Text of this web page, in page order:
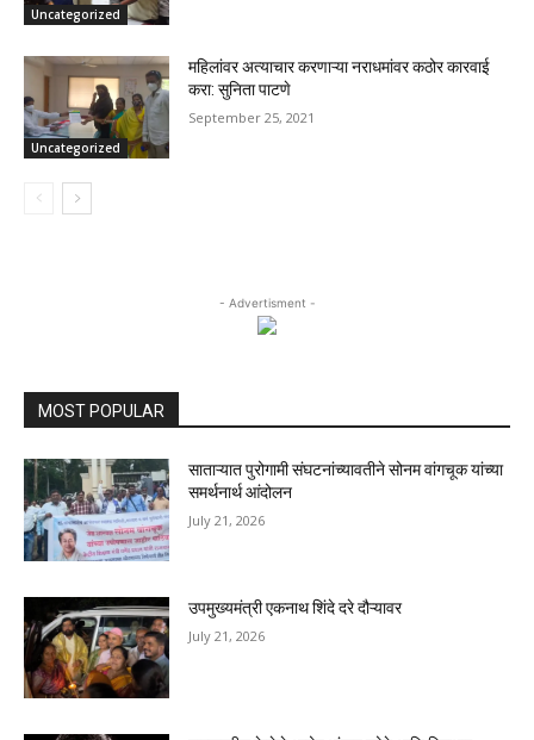
Uncategorized
Uncategorized
महिलांवर अत्याचार करणाऱ्या नराधमांवर कठोर कारवाई
करा: सुनिता पाटणे
September 25, 2021
- Advertisment -
MOST POPULAR
साताऱ्यात पुरोगामी संघटनांच्यावतीने सोनम वांगचूक यांच्या
समर्थनार्थ आंदोलन
July 21, 2026
उपमुख्यमंत्री एकनाथ शिंदे दरे दौऱ्यावर
July 21, 2026